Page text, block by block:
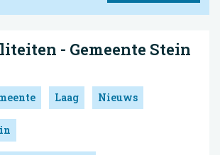
- Gemeente Stein
Laag Nieuws